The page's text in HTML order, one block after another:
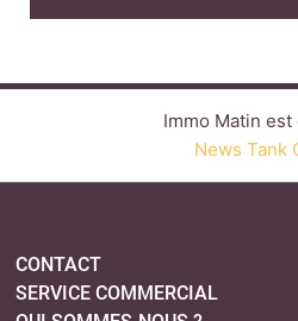
QUI SOMMES-NOUS ?
LINKEDIN
MENTIONS LÉGALES
POLITIQUE DE CONFIDENTIALITÉ